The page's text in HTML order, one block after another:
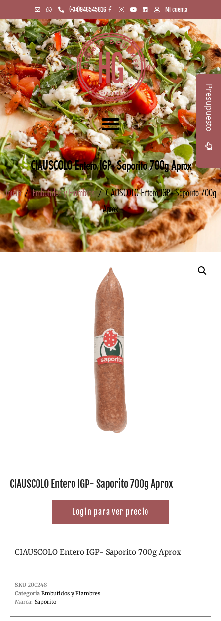
(+34)946545816 Mi cuenta
CIAUSCOLO Entero IGP- Saporito 700g Aprox
Inicio/Embutidos y Fiambres/ CIAUSCOLO Entero IGP- Saporito 700g
Aprox
CIAUSCOLO Entero IGP- Saporito 700g Aprox
Login para ver precio
CIAUSCOLO Entero IGP- Saporito 700g Aprox
SKU 200248
Categoría Embutidos y Fiambres
Marca: Saporito
Presupuesto